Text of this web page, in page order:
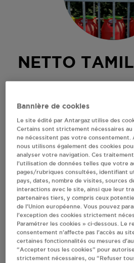
NETTO
S'Y
AFFICHER LE
RECEVOIR LES
En cliquant sur « S’y rendre »,
d’informations (dont mon adresse IP)
par Google Maps afin d’afficher la
Bannière de cookies
Le site édité par Antargaz utilise des
Certains sont strictement nécessaires
ne nécessitent pas votre
nous utilisons également des cookies
analyser votre navigation. Ces
l’utilisation de données telles que votre
pages/rubriques consultées, identifiant
pays, dates, nombre de visites, sources
interactions avec le site, ainsi que leur
partenaires tiers, y compris ceux
de l’Union européenne. Vous pouvez
l’exception des cookies strictement
Paramétrer les cookies » ci-dessous. Le
consentement n’affecte pas l’accès au
certaines fonctionnalités ou mesures
“Accepter tous les cookies” pour
strictement nécessaires, ou “Refuser